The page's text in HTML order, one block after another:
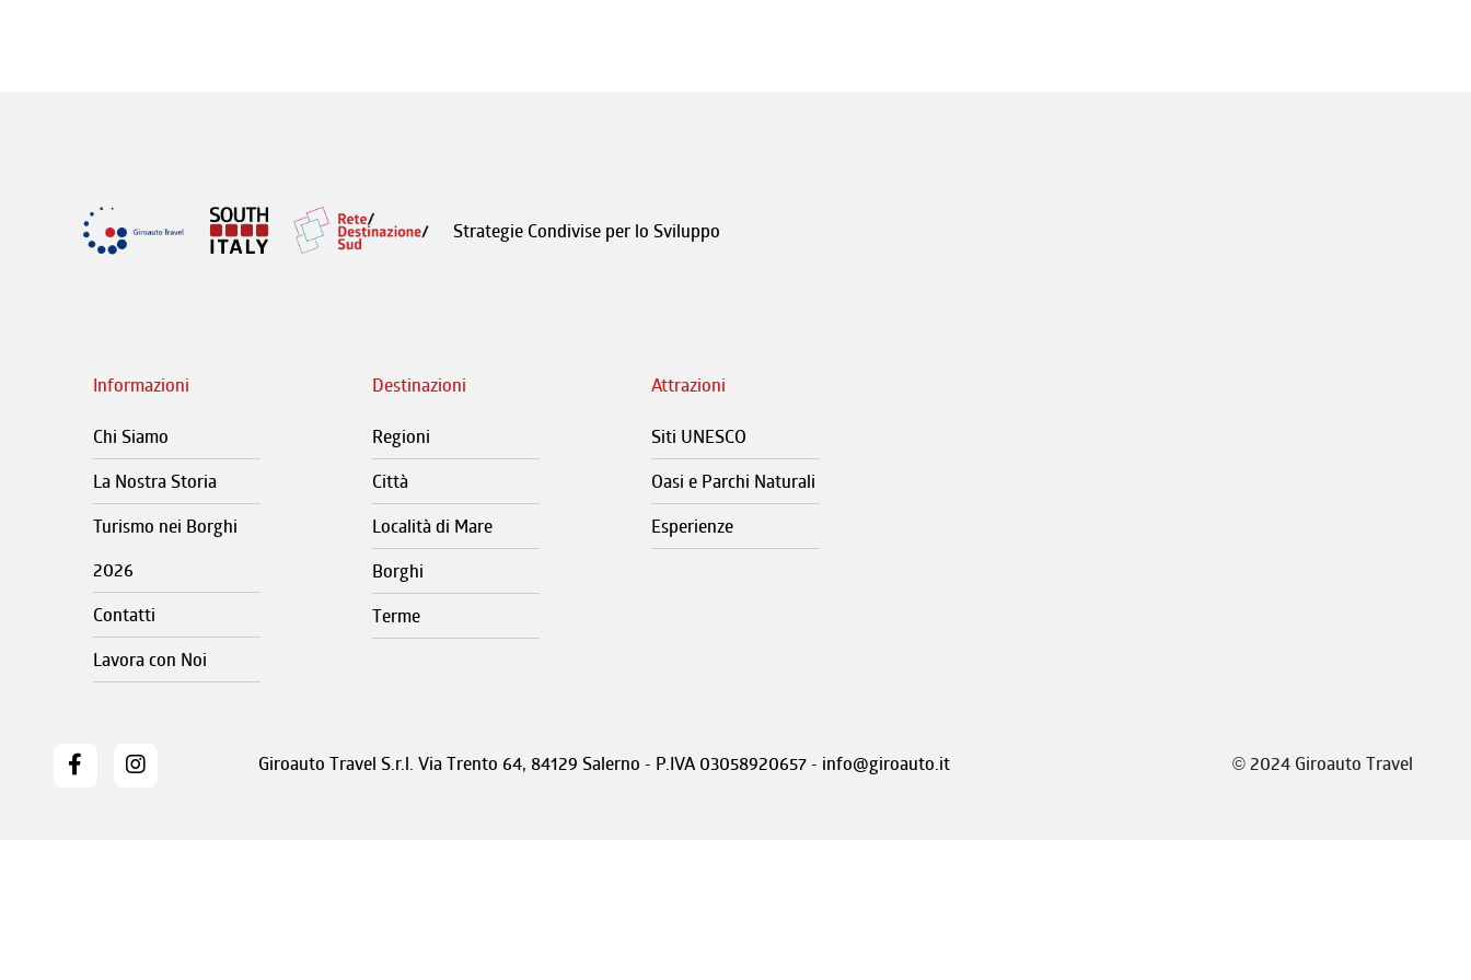
Strategie Condivise per lo Sviluppo
Informazioni
Chi Siamo
La Nostra Storia
Turismo nei Borghi
2026
Contatti
Lavora con Noi
Destinazioni
Regioni
Città
Località di Mare
Borghi
Terme
Attrazioni
Siti UNESCO
Oasi e Parchi Naturali
Esperienze
Giroauto Travel S.r.l. Via Trento 64, 84129 Salerno - P.IVA 03058920657 - info@giroauto.it ©2024 Giroauto Travel